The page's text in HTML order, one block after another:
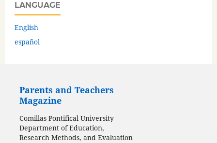
LANGUAGE
English
español
Parents and Teachers
Magazine
Comillas Pontifical University
Department of Education,
Research Methods, and Evaluation